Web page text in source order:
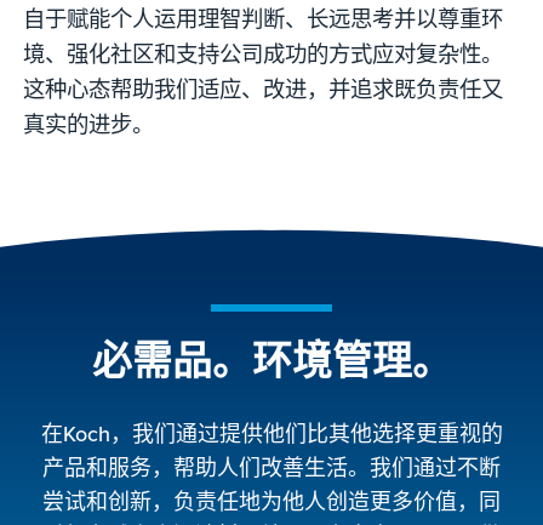
自于赋能个人运用理智判断、长远思考并以尊重环
境、强化社区和支持公司成功的方式应对复杂性。
这种心态帮助我们适应、改进，并追求既负责任又
真实的进步。
必需品。环境管理。
在Koch，我们通过提供他们比其他选择更重视的
产品和服务，帮助人们改善生活。我们通过不断
尝试和创新，负责任地为他人创造更多价值，同